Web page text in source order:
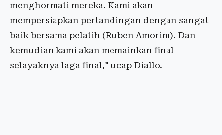
menghormati mereka. Kami akan
mempersiapkan pertandingan dengan sangat
baik bersama pelatih (Ruben Amorim). Dan
kemudian kami akan memainkan final
selayaknya laga final," ucap Diallo.